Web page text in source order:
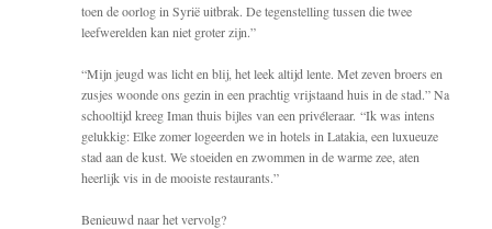
toen de oorlog in Syrië uitbrak. De tegenstelling tussen die twee
leefwerelden kan niet groter zijn.”
“Mijn jeugd was licht en blij, het leek altijd lente. Met zeven broers en
zusjes woonde ons gezin in een prachtig vrijstaand huis in de stad.” Na
schooltijd kreeg Iman thuis bijles van een privéleraar. “Ik was intens
gelukkig: Elke zomer logeerden we in hotels in Latakia, een luxueuze
stad aan de kust. We stoeiden en zwommen in de warme zee, aten
heerlijk vis in de mooiste restaurants.”
Benieuwd naar het vervolg?